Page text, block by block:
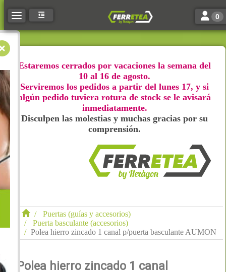
Toggle navigation Toggle
0
Estaremos cerrados por vacaciones la semana del
10 al 16 de agosto.
Serviremos los pedidos a partir del lunes 17, y si
algún pedido tuviera rotura de stock se le avisará
inmediatamente.
Disculpen las molestias y muchas gracias por su
comprensión.
Puertas (guías y accesorios)
Puerta basculante (accesorios)
Polea hierro zincado 1 canal p/puerta basculante AUMON
Polea hierro zincado 1 canal